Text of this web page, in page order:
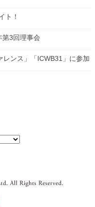
ト！
第3回理事会
レンス」「ICWB31」に参加